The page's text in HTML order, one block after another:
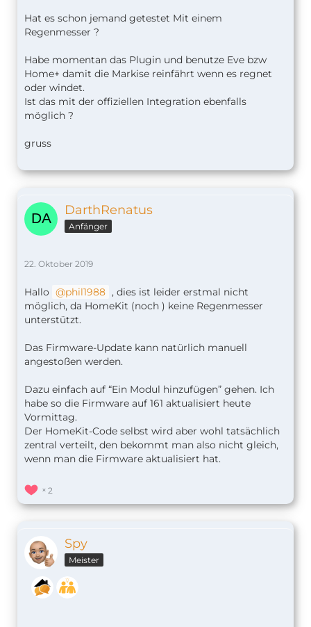
Luftfeuchtigkeit für den Innen- und Außenbereich,
die Temperatur, der CO2-Wert, die Luftqualität und
der Batteriestand.
Interessant ist zudem ein in dem Zusammenhang
veröffentlichter Blogbeitrag
von Netatmo.
Demnach stattet der Hersteller bereits seit 2016
alle Wetterstationen mit dem MFi Chip für die
HomeKit Authentifizierung aus. An der
eigentlichen HomeKit Zertifizierung arbeitet
Netatmo jedoch erst seit Anfang des Jahres.
Netatmo Wetterstation
Der BeitragNetatmo Wetterstation: HomeKit
Update offiziell ausgerollt
Hat es schon jemand getestet Mit einem
Regenmesser ?
Habe momentan das Plugin und benutze Eve bzw
Home+ damit die Markise reinfährt wenn es regnet
oder windet.
Ist das mit der offiziellen Integration ebenfalls
möglich ?
gruss
DarthRenatus
Anfänger
22. Oktober 2019
Hallo phil1988 , dies ist leider erstmal nicht
möglich, da HomeKit (noch ) keine Regenmesser
unterstützt.
Das Firmware-Update kann natürlich manuell
angestoßen werden.
Dazu einfach auf “Ein Modul hinzufügen” gehen. Ich
habe so die Firmware auf 161 aktualisiert heute
Vormittag.
Der HomeKit-Code selbst wird aber wohl tatsächlich
zentral verteilt, den bekommt man also nicht gleich,
wenn man die Firmware aktualisiert hat.
2
Spy
Meister